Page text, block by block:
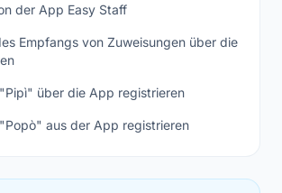
der App Easy Staff
Empfangs von Zuweisungen über die
über die App registrieren
aus der App registrieren